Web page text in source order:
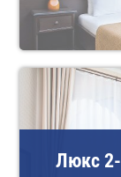
Люкс